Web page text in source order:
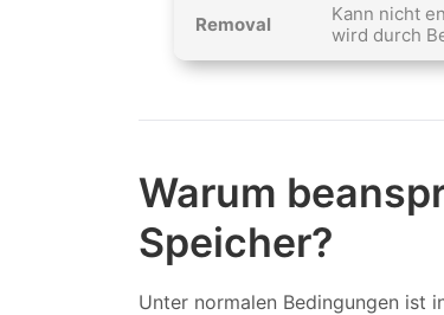
Removal
Kann nicht
wird durch
Warum
Speicher?
Unter normalen Bedingungen ist